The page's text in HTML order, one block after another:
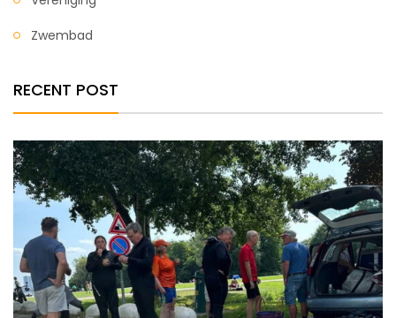
Zwembad
RECENT POST